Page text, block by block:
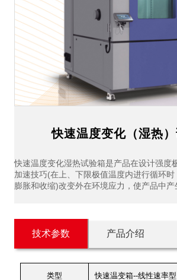
快速温度变化（湿热
快速温度变化湿热试验箱是产品在设计强度
加速技巧(在上、下限极值温度内进行循环
膨胀和收缩)改变外在环境应力，使产品中
技术参数 产品介绍
类型 快速温变箱--线性速率型